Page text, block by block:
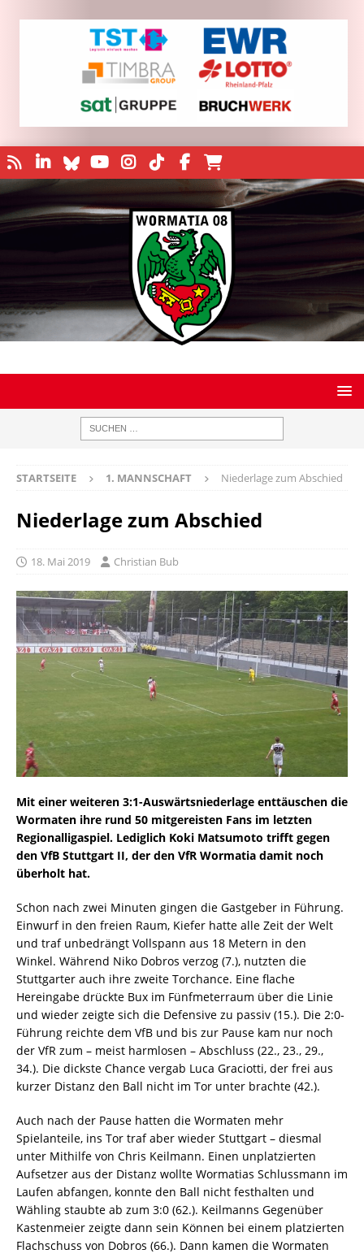
STARTSEITE 1. MANNSCHAFT Niederlage zum Abschied
Niederlage zum Abschied
18. Mai 2019 Christian Bub
Mit einer weiteren 3:1-Auswärtsniederlage enttäuschen die
Wormaten ihre rund 50 mitgereisten Fans im letzten
Regionalligaspiel. Lediglich Koki Matsumoto trifft gegen
den VfB Stuttgart II, der den VfR Wormatia damit noch
überholt hat.
Schon nach zwei Minuten gingen die Gastgeber in Führung.
Einwurf in den freien Raum, Kiefer hatte alle Zeit der Welt
und traf unbedrängt Vollspann aus 18 Metern in den
Winkel. Während Niko Dobros verzog (7.), nutzten die
Stuttgarter auch ihre zweite Torchance. Eine flache
Hereingabe drückte Bux im Fünfmeterraum über die Linie
und wieder zeigte sich die Defensive zu passiv (15.). Die 2:0-
Führung reichte dem VfB und bis zur Pause kam nur noch
der VfR zum – meist harmlosen – Abschluss (22., 23., 29.,
34.). Die dickste Chance vergab Luca Graciotti, der frei aus
kurzer Distanz den Ball nicht im Tor unter brachte (42.).
Auch nach der Pause hatten die Wormaten mehr
Spielanteile, ins Tor traf aber wieder Stuttgart – diesmal
unter Mithilfe von Chris Keilmann. Einen unplatzierten
Aufsetzer aus der Distanz wollte Wormatias Schlussmann im
Laufen abfangen, konnte den Ball nicht festhalten und
Wähling staubte ab zum 3:0 (62.). Keilmanns Gegenüber
Kastenmeier zeigte dann sein Können bei einem platzierten
Flachschuss von Dobros (66.). Dann kamen die Wormaten